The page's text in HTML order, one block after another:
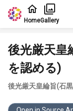
Jump to main content
HomeGallery
後光厳天皇
を認める)
後光厳天皇綸旨(石